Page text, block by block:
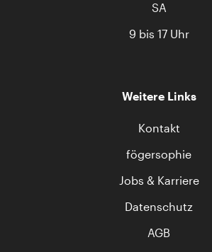
SA
9 bis 17 Uhr
Weitere Links
Kontakt
fögersophie
Jobs & Karriere
Datenschutz
AGB